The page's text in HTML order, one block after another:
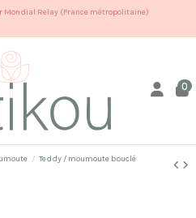
Mondial Relay (France métropolitaine)
0
Teddy / moumoute bouclé